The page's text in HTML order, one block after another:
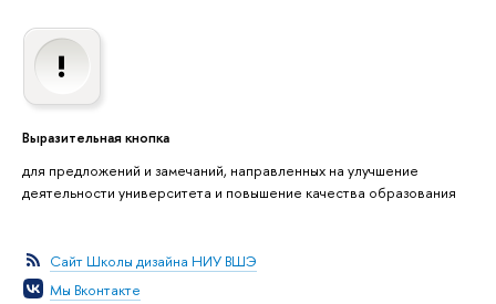
Выразительная кнопка
для предложений и замечаний, направленных на улучшение
деятельности университета и повышение качества образования
Сайт Школы дизайна НИУ ВШЭ
Мы Вконтакте